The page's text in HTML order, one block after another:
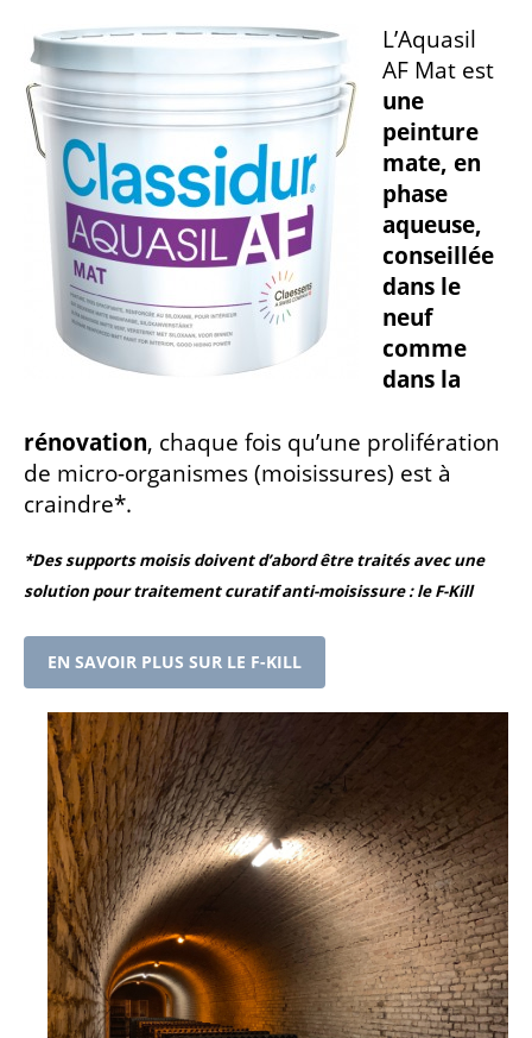
L’Aquasil
AF Mat est
une
peinture
mate, en
phase
aqueuse,
conseillée
dans le
neuf
comme
dans la
rénovation, chaque fois qu’une prolifération
de micro-organismes (moisissures) est à
craindre*.
*Des supports moisis doivent d’abord être traités avec une
solution pour traitement curatif anti-moisissure : leF-Kill
EN SAVOIR PLUS SUR LE F-KILL